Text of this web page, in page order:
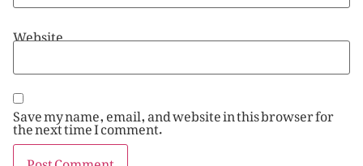
Website
Save my name, email, and website in this browser for
the next time I comment.